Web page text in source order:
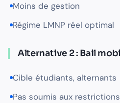
Moins de gestion
Régime LMNP réel optimal
Alternative 2 : Bail
Cible étudiants, alternants
Pas soumis aux